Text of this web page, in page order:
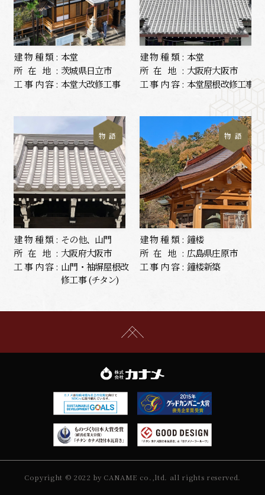
建物種類: 本堂
所在地: 茨城県日立市
工事内容: 本堂大改修工事
建物種類: 本堂
所在地: 大阪府大阪市
工事内容: 本堂屋根改修工事
物 語
建物種類: その他、山門
所在地: 大阪府大阪市
工事内容: 山門・袖塀屋根改
修工事 (チタン)
物 語
建物種類: 鐘楼
所在地: 広島県庄原市
工事内容: 鐘楼新築
Copyright © 2022 by CANAME co.,ltd. all rights reserved.